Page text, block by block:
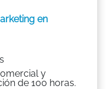
en
y
de 100 horas.